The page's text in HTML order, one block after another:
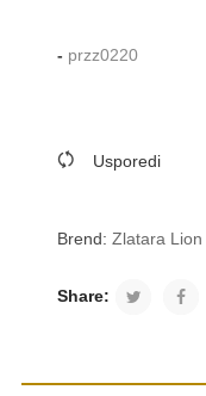
- przz0220
Usporedi
Brend:Zlatara Lion
Share: